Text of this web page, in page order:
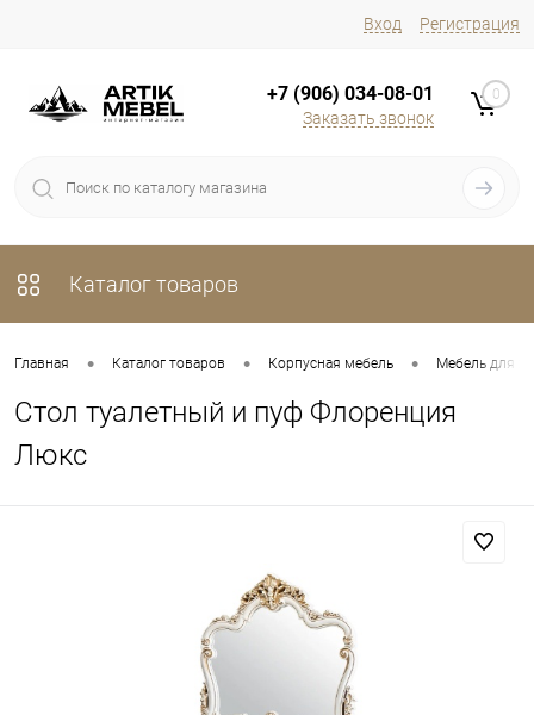
Вход Регистрация
+7 (906) 034-08-01
Заказать звонок
0
Каталог товаров
Главная • Каталог товаров • Корпусная мебель • Мебель для
Стол туалетный и пуф Флоренция
Люкс